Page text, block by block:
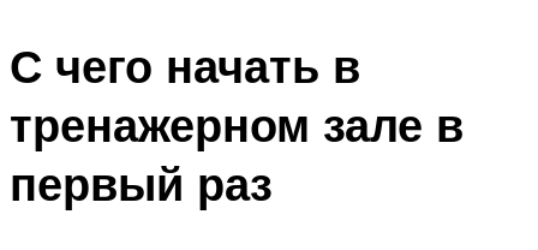
С чего начать в
тренажерном зале в
первый раз